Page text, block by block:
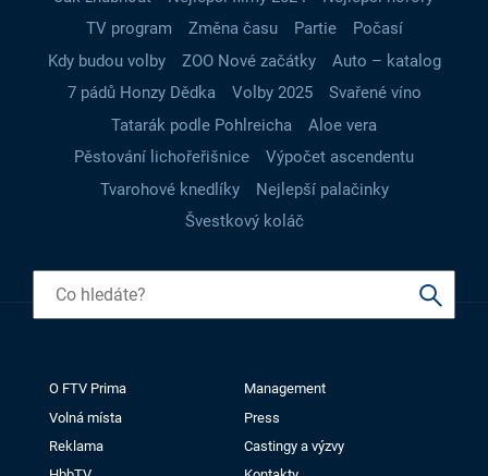
TV program
Změna času Partie
Počasí
Kdy budou volby
ZOO Nové začátky
Auto – katalog
7 pádů Honzy Dědka
Volby 2025
Svařené víno
Tatarák podle Pohlreicha
Aloe vera
Pěstování lichořeřišnice
Výpočet ascendentu
Tvarohové knedlíky
Nejlepší palačinky
Švestkový koláč
O FTV Prima
Management
Volná místa
Press
Reklama
Castingy a výzvy